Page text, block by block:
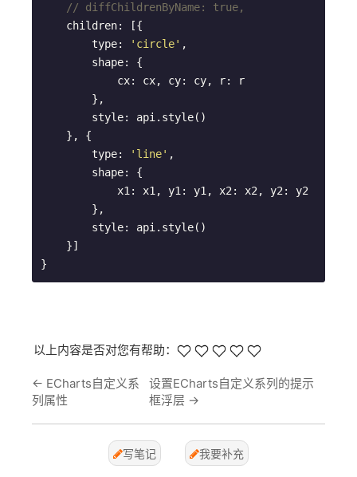
// diffChildrenByName: true,
        type:
'circle' ,
        type:
'line' ,
}
以上内容是否对您有帮助：
← ECharts自定义系
列属性
设置ECharts自定义系列的提示
框浮层 →
写笔记 我要补充